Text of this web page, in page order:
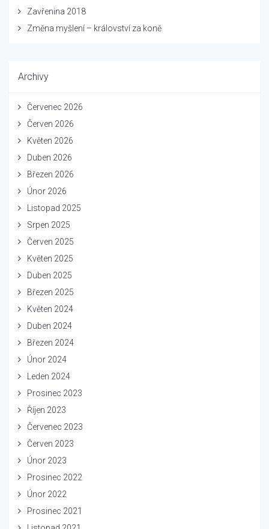
Zavřenina 2018
Změna myšlení – království za koně
Archivy
Červenec 2026
Červen 2026
Květen 2026
Duben 2026
Březen 2026
Únor 2026
Listopad 2025
Srpen 2025
Červen 2025
Květen 2025
Duben 2025
Březen 2025
Květen 2024
Duben 2024
Březen 2024
Únor 2024
Leden 2024
Prosinec 2023
Říjen 2023
Červenec 2023
Červen 2023
Únor 2023
Prosinec 2022
Únor 2022
Prosinec 2021